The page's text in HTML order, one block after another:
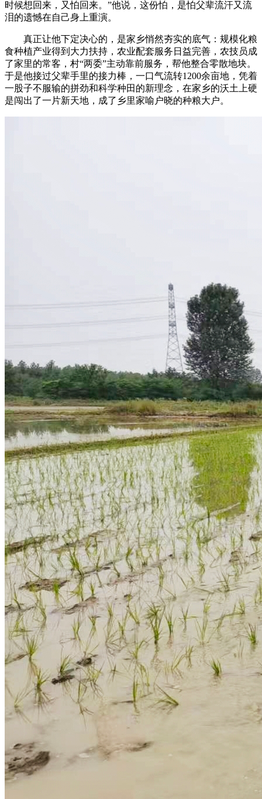
时候想回来，又怕回来。”他说，这份怕，是怕父辈流汗又流
泪的遗憾在自己身上重演。
真正让他下定决心的，是家乡悄然夯实的底气：规模化粮
食种植产业得到大力扶持，农业配套服务日益完善，农技员成
了家里的常客，村“两委”主动靠前服务，帮他整合零散地块。
于是他接过父辈手里的接力棒，一口气流转1200余亩地，凭着
一股子不服输的拼劲和科学种田的新理念，在家乡的沃土上硬
是闯出了一片新天地，成了乡里家喻户晓的种粮大户。